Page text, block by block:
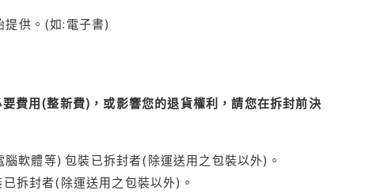
提供。(如:電子書)
費用(整新費)，或影響您的退貨權利，請您在拆封前決
軟體等) 包裝已拆封者(除運送用之包裝以外)。
拆封者(除運送用之包裝以外)。